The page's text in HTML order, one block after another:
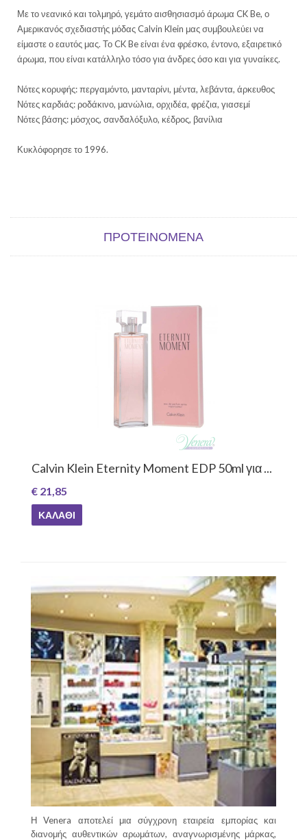
Με το νεανικό και τολμηρό, γεμάτο αισθησιασμό άρωμα CK Be, ο
Αμερικανός σχεδιαστής μόδας Calvin Klein μας συμβουλεύει να
είμαστε ο εαυτός μας. Το CK Be είναι ένα φρέσκο, έντονο, εξαιρετικό
άρωμα, που είναι κατάλληλο τόσο για άνδρες όσο και για γυναίκες.
Νότες κορυφής: περγαμόντο, μανταρίνι, μέντα, λεβάντα, άρκευθος
Νότες καρδιάς: ροδάκινο, μανώλια, ορχιδέα, φρέζια, γιασεμί
Νότες βάσης: μόσχος, σανδαλόξυλο, κέδρος, βανίλια
Κυκλόφορησε το 1996.
ΠΡΟΤΕΙΝΌΜΕΝΑ
Calvin Klein Eternity Moment EDP 50ml για ...
€ 21,85
ΚΑΛΆΘΙ
Η Venera αποτελεί μια σύγχρονη εταιρεία εμπορίας και
διανομής αυθεντικών αρωμάτων, αναγνωρισμένης μάρκας,